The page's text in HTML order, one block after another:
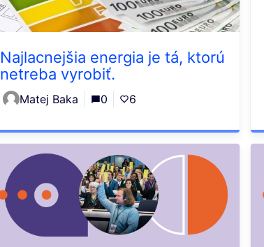
Najlacnejšia energia je tá, ktorú
netreba vyrobiť.
Matej Baka 0 6